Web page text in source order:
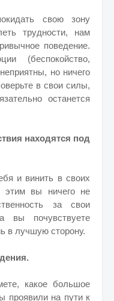
свою зону
трудности, нам
поведение.
(беспокойство,
но ничего
в свои силы,
останется
находятся под
и винить в своих
этим вы ничего не
за свои
вы почувствуете
в лучшую сторону.
какое большое
проявили на пути к